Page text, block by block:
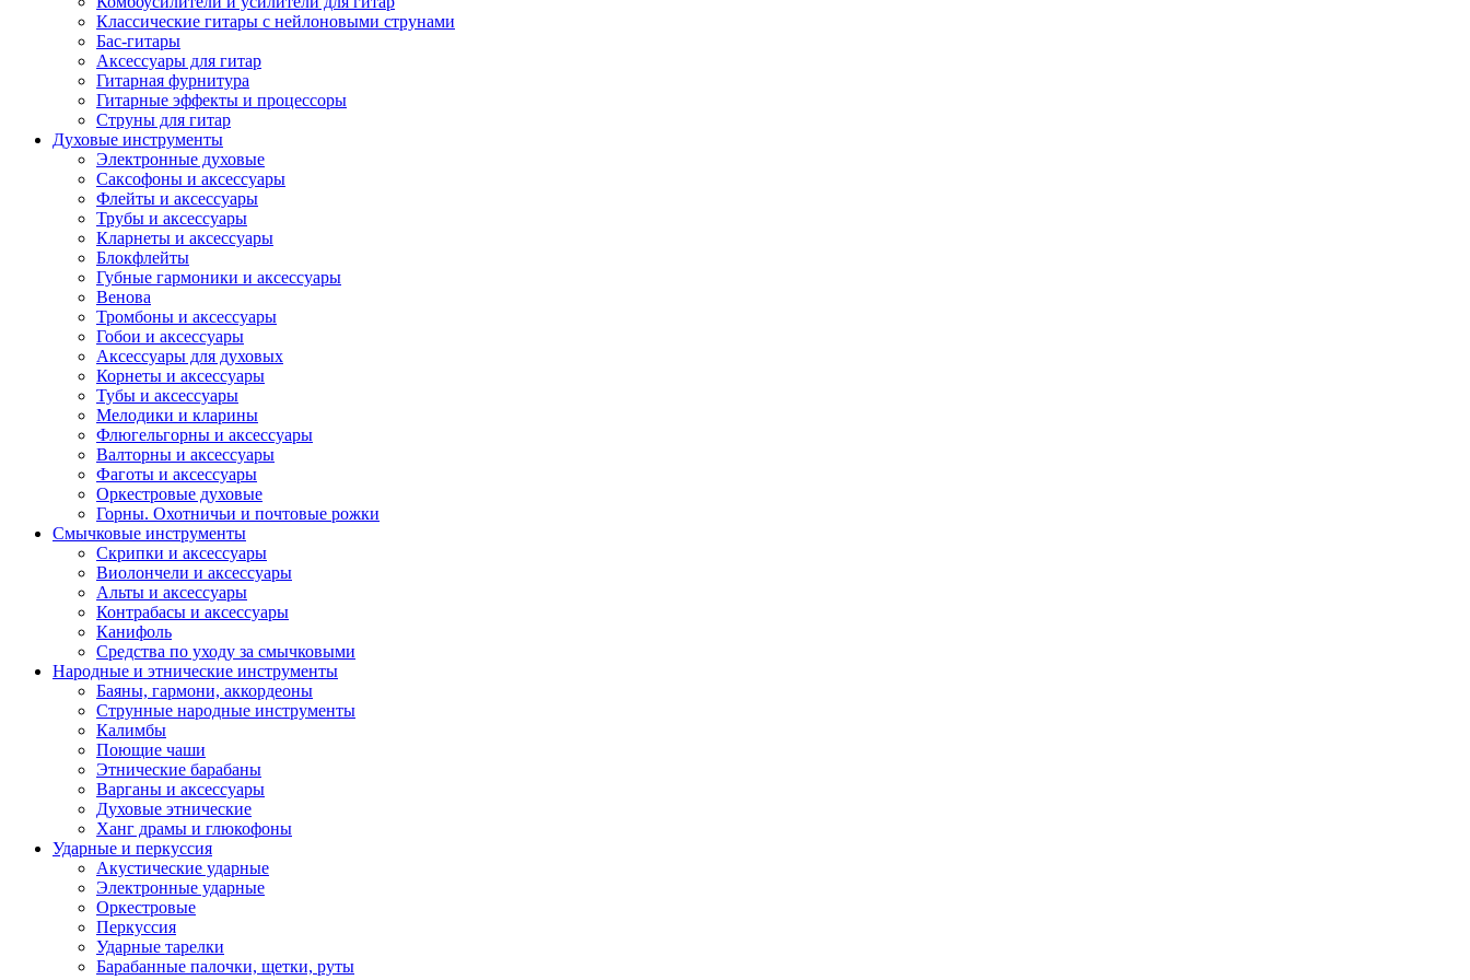
Классические гитары с нейлоновыми струнами
Бас-гитары
Аксессуары для гитар
Гитарная фурнитура
Гитарные эффекты и процессоры
Струны для гитар
Духовые инструменты
Электронные духовые
Саксофоны и аксессуары
Флейты и аксессуары
Трубы и аксессуары
Кларнеты и аксессуары
Блокфлейты
Губные гармоники и аксессуары
Венова
Тромбоны и аксессуары
Гобои и аксессуары
Аксессуары для духовых
Корнеты и аксессуары
Тубы и аксессуары
Мелодики и кларины
Флюгельгорны и аксессуары
Валторны и аксессуары
Фаготы и аксессуары
Оркестровые духовые
Горны. Охотничьи и почтовые рожки
Смычковые инструменты
Скрипки и аксессуары
Виолончели и аксессуары
Альты и аксессуары
Контрабасы и аксессуары
Канифоль
Средства по уходу за смычковыми
Народные и этнические инструменты
Баяны, гармони, аккордеоны
Струнные народные инструменты
Калимбы
Поющие чаши
Этнические барабаны
Варганы и аксессуары
Духовые этнические
Ханг драмы и глюкофоны
Ударные и перкуссия
Акустические ударные
Электронные ударные
Оркестровые
Перкуссия
Ударные тарелки
Барабанные палочки, щетки, руты